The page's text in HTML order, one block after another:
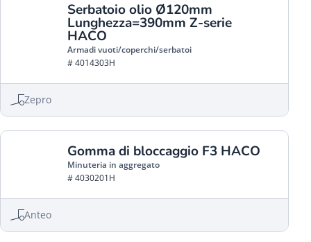
Serbatoio olio Ø120mm
Lunghezza=390mm Z-serie
HACO
Armadi vuoti/coperchi/serbatoi
# 4014303H
Zepro
Gomma di bloccaggio F3 HACO
Minuteria in aggregato
# 4030201H
Anteo